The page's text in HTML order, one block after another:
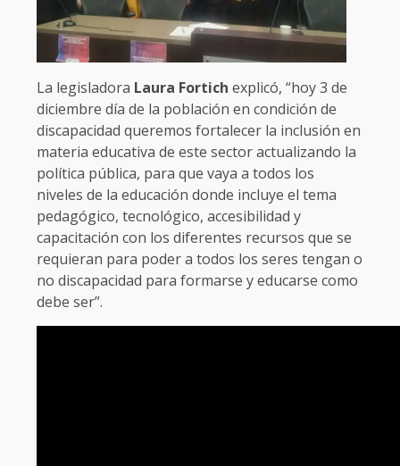
La legisladora Laura Fortich explicó, “hoy 3 de
diciembre día de la población en condición de
discapacidad queremos fortalecer la inclusión en
materia educativa de este sector actualizando la
política pública, para que vaya a todos los
niveles de la educación donde incluye el tema
pedagógico, tecnológico, accesibilidad y
capacitación con los diferentes recursos que se
requieran para poder a todos los seres tengan o
no discapacidad para formarse y educarse como
debe ser”.